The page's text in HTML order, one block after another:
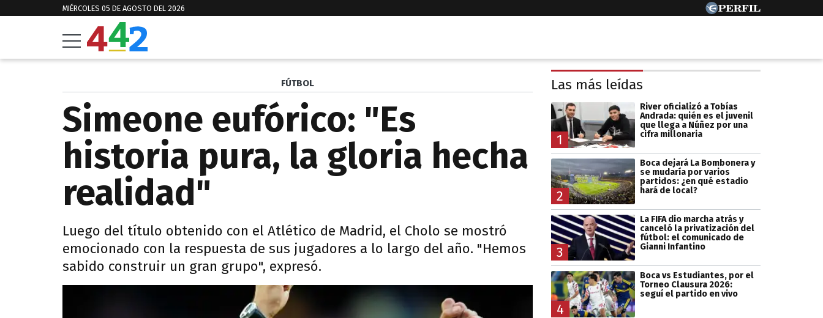
MIÉRCOLES 05 DE AGOSTO DEL 2026
FÚTBOL
Simeone eufórico: "Es
historia pura, la gloria hecha
realidad"
Luego del título obtenido con el Atlético de Madrid, el Cholo se mostró
emocionado con la respuesta de sus jugadores a lo largo del año. "Hemos
sabido construir un gran grupo", expresó.
Las más leídas
1
River oficializó a Tobías
Andrada: quién es el juvenil
que llega a Núñez por una
cifra millonaria
2
Boca dejará La Bombonera y
se mudaría por varios
partidos: ¿en qué estadio
hará de local?
3
La FIFA dio marcha atrás y
canceló la privatización del
fútbol: el comunicado de
Gianni Infantino
4
Boca vs Estudiantes, por el
Torneo Clausura 2026:
seguí el partido en vivo